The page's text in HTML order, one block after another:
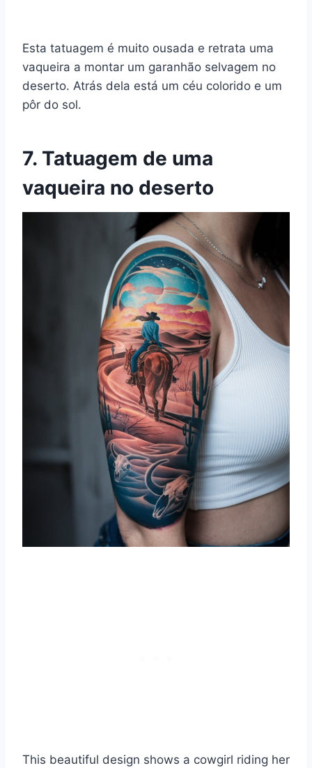
Esta tatuagem é muito ousada e retrata uma
vaqueira a montar um garanhão selvagem no
deserto. Atrás dela está um céu colorido e um
pôr do sol.
7. Tatuagem de uma
vaqueira no deserto
This beautiful design shows a cowgirl riding her